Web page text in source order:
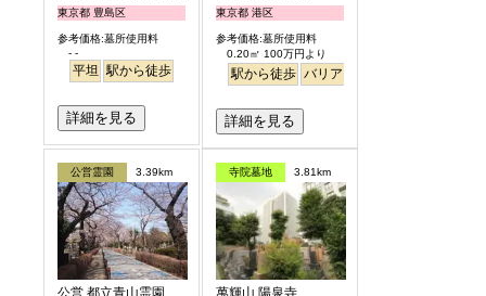
東京都 豊島区
参考価格:墓所使用料
- -
平坦 駅から徒歩
詳細を見る
東京都 港区
参考価格:墓所使用料
0.20㎡ 100万円より
駅から徒歩 バリアフリー
詳細を見る
公営霊園 3.39km
公営 都立青山霊園
寺院墓地 3.81km
萬輝山 陽泉寺